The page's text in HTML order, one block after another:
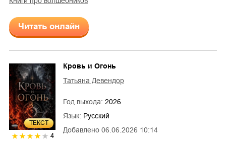
Читать онлайн
ТЕКСТ
4
Добавлено 06.06.2026 10:14
Кровь и Огонь
Татьяна Девендор
Год выхода: 2026
Язык: Русский